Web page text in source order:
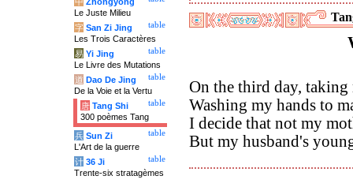
On the third day, taking
Washing my hands to
I decide that not my
But my husband's
Le Juste Milieu
table
字 San Zi Jing
Les Trois Caractères
table
易 Yi Jing
Le Livre des Mutations
table
道 Dao De Jing
De la Voie et la Vertu
table
唐 Tang Shi
300 poèmes Tang
table
兵 Sun Zi
L'Art de la guerre
table
计 36 Ji
Trente-six stratagèmes